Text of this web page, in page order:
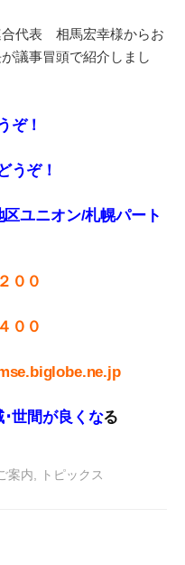
合代表 相馬宏幸様からお
議事冒頭で紹介しまし
ぞ！
うぞ！
ユニオン/札幌パート
００
００
世間が良くなる
案内, トピックス